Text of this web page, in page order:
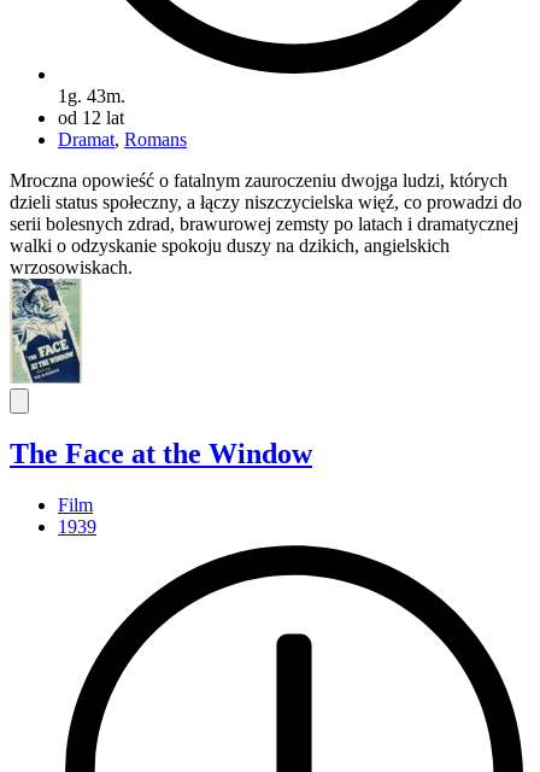
1g. 43m.
od 12 lat
Dramat, Romans
Mroczna opowieść o fatalnym zauroczeniu dwojga ludzi, których
dzieli status społeczny, a łączy niszczycielska więź, co prowadzi do
serii bolesnych zdrad, brawurowej zemsty po latach i dramatycznej
walki o odzyskanie spokoju duszy na dzikich, angielskich
wrzosowiskach.
The Face at the Window
Film
1939